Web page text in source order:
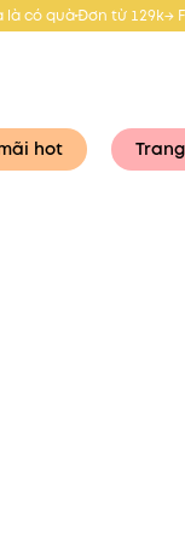
là có quàĐơn từ 129k→
hot